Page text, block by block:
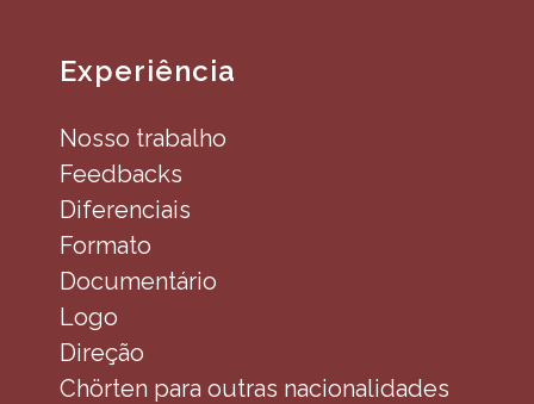
Experiência
Nosso trabalho
Feedbacks
Diferenciais
Formato
Documentário
Logo
Direção
Chörten para outras nacionalidades